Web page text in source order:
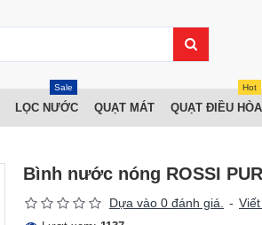
LỌC NƯỚC
Sale
QUẠT MÁT QUẠT ĐIỀU HÒA
Hot
Bình nước nóng ROSSI
Dựa vào 0 đánh giá. -